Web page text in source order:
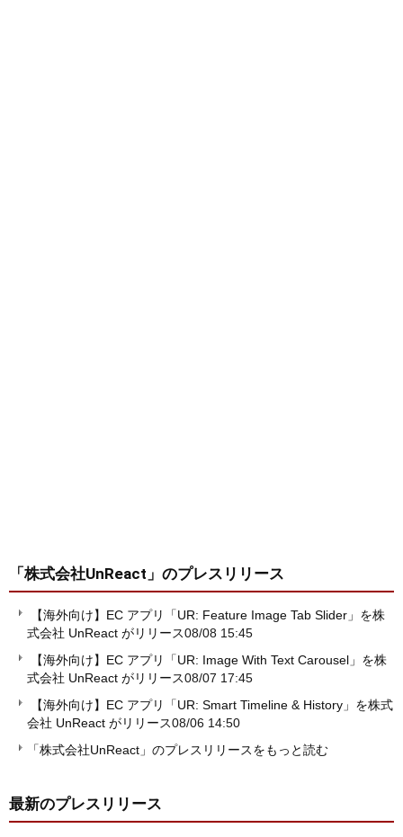
「株式会社UnReact」 のプレスリリース
【海外向け】EC アプリ「UR: Feature Image Tab Slider」を株
式会社 UnReact がリリース08/08 15:45
【海外向け】EC アプリ「UR: Image With Text Carousel」を株
式会社 UnReact がリリース08/07 17:45
【海外向け】EC アプリ「UR: Smart Timeline & History」を株式
会社 UnReact がリリース08/06 14:50
「株式会社UnReact」のプレスリリースをもっと読む
最新のプレスリリース